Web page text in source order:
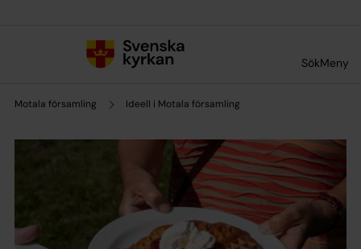
SökMeny
Motala församling Ideell i Motala församling